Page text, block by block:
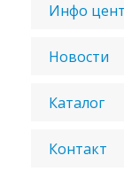
Инфо
Новости
Каталог
Контакт